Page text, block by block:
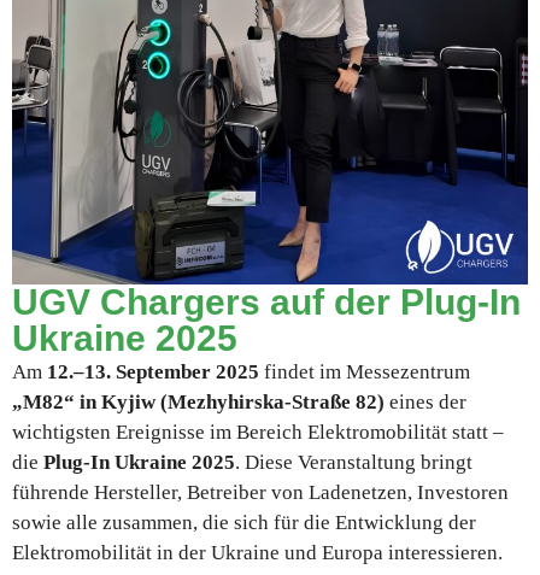
UGV Chargers auf der Plug-In
Ukraine 2025
Am 12.–13. September 2025 findet im Messezentrum
„M82“ in Kyjiw (Mezhyhirska-Straße 82) eines der
wichtigsten Ereignisse im Bereich Elektromobilität statt –
die Plug-In Ukraine 2025. Diese Veranstaltung bringt
führende Hersteller, Betreiber von Ladenetzen, Investoren
sowie alle zusammen, die sich für die Entwicklung der
Elektromobilität in der Ukraine und Europa interessieren.